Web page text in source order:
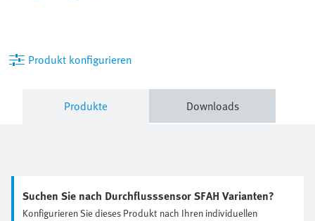
Produkt konfigurieren
Produkte Downloads
Suchen Sie nach Durchflusssensor SFAH Varianten?
Konfigurieren Sie dieses Produkt nach Ihren individuellen